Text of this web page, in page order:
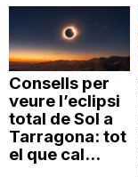
Consells per
veure l’eclipsi
total de Sol a
Tarragona: tot
el que cal...